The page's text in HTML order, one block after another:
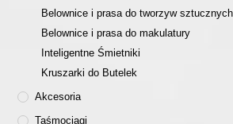
Belownice i prasa do tworzyw
Belownice i prasa do makulatury
Inteligentne Śmietniki
Kruszarki do Butelek
Akcesoria
Taśmociągi